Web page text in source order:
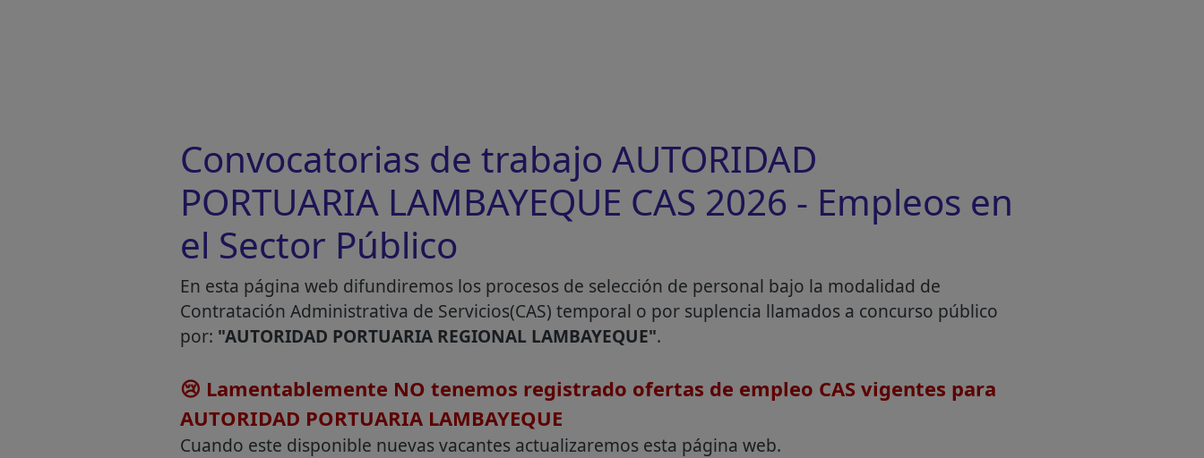
Convocatorias de trabajo AUTORIDAD
PORTUARIA LAMBAYEQUE CAS 2026 - Empleos en
el Sector Público
En esta página web difundiremos los procesos de selección de personal bajo la modalidad de
Contratación Administrativa de Servicios(CAS) temporal o por suplencia llamados a concurso público
por: "AUTORIDAD PORTUARIA REGIONAL LAMBAYEQUE".
😢 Lamentablemente NO tenemos registrado ofertas de empleo CAS vigentes para
AUTORIDAD PORTUARIA LAMBAYEQUE
Cuando este disponible nuevas vacantes actualizaremos esta página web.